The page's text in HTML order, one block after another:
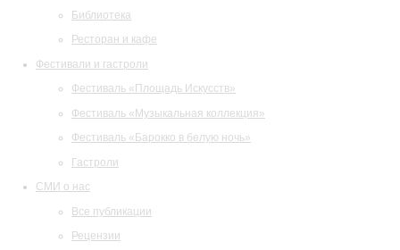
Библиотека
Ресторан и кафе
Фестивали и гастроли
Фестиваль «Площадь Искусств»
Фестиваль «Музыкальная коллекция»
Фестиваль «Барокко в белую ночь»
Гастроли
СМИ о нас
Все публикации
Рецензии